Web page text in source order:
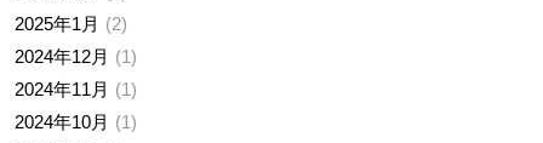
2025年1月
2
2024年12月
1
2024年11月
1
2024年10月
1